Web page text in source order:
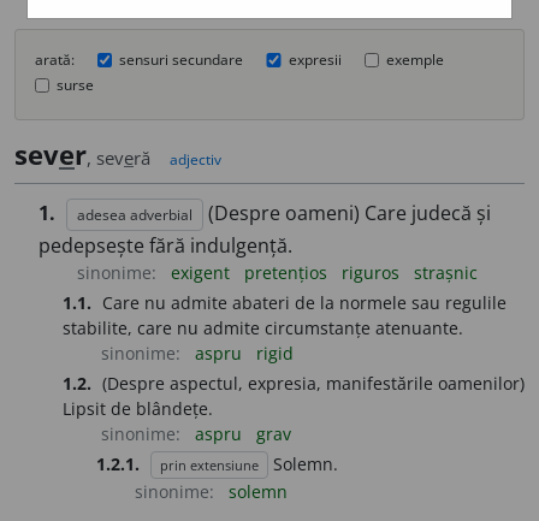
arată: sensuri secundare expresii
exemple
surse
sever, severă adjectiv
1. adesea adverbial
(Despre oameni) Care judecă și
pedepsește fără indulgență.
sinonime: exigent pretențios riguros
strașnic
1.1. Care nu admite abateri de la normele sau regulile
stabilite, care nu admite circumstanțe atenuante.
sinonime:
aspru
rigid
1.2. (Despre aspectul, expresia, manifestările oamenilor)
Lipsit de blândețe.
sinonime:
aspru
grav
1.2.1.
prin extensiune
Solemn.
sinonime:
solemn